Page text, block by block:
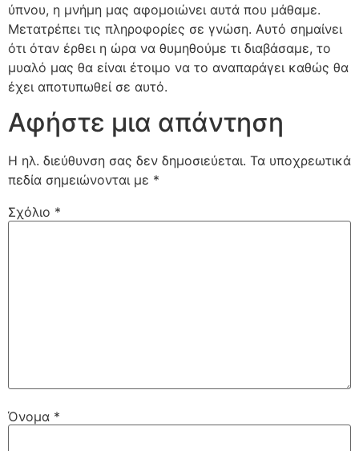
ύπνου, η μνήμη μας αφομοιώνει αυτά που μάθαμε.
Μετατρέπει τις πληροφορίες σε γνώση. Αυτό σημαίνει
ότι όταν έρθει η ώρα να θυμηθούμε τι διαβάσαμε, το
μυαλό μας θα είναι έτοιμο να το αναπαράγει καθώς θα
έχει αποτυπωθεί σε αυτό.
Αφήστε μια απάντηση
Η ηλ. διεύθυνση σας δεν δημοσιεύεται. Τα υποχρεωτικά
πεδία σημειώνονται με *
Σχόλιο *
Όνομα *